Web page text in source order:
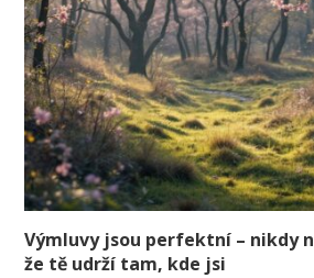
Výmluvy jsou perfektní – nikdy
že tě udrží tam, kde jsi